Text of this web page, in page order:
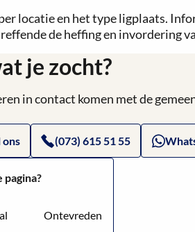
locatie en het type ligplaats.
de heffing en invordering
je zocht?
in contact komen met de
ons (073) 615 51 55
Ontevreden